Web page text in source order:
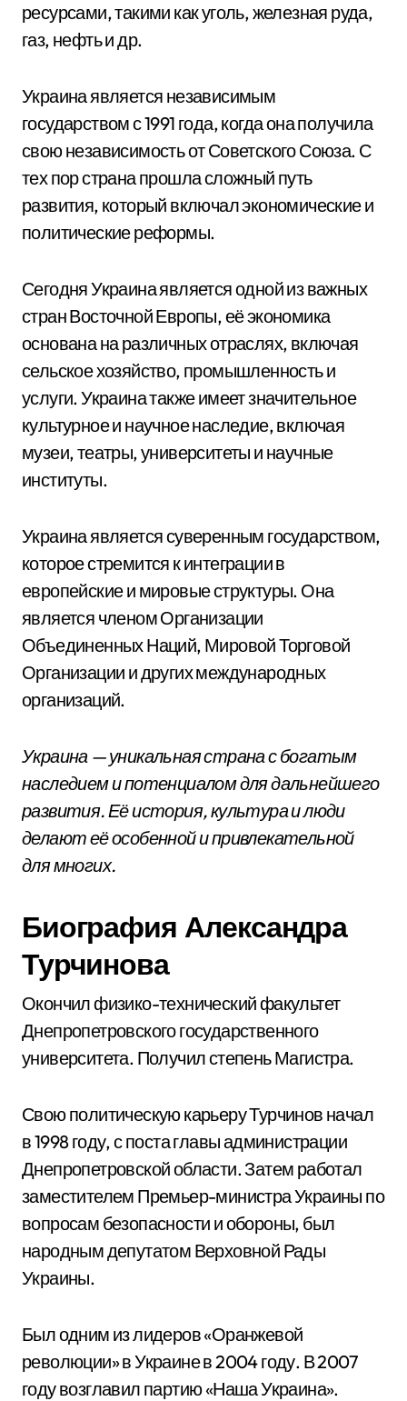
ресурсами, такими как уголь, железная руда,
газ, нефть и др.
Украина является независимым
государством с 1991 года, когда она получила
свою независимость от Советского Союза. С
тех пор страна прошла сложный путь
развития, который включал экономические и
политические реформы.
Сегодня Украина является одной из важных
стран Восточной Европы, её экономика
основана на различных отраслях, включая
сельское хозяйство, промышленность и
услуги. Украина также имеет значительное
культурное и научное наследие, включая
музеи, театры, университеты и научные
институты.
Украина является суверенным государством,
которое стремится к интеграции в
европейские и мировые структуры. Она
является членом Организации
Объединенных Наций, Мировой Торговой
Организации и других международных
организаций.
Украина — уникальная страна с богатым
наследием и потенциалом для дальнейшего
развития. Её история, культура и люди
делают её особенной и привлекательной
для многих.
Биография Александра
Турчинова
Окончил физико-технический факультет
Днепропетровского государственного
университета. Получил степень Магистра.
Свою политическую карьеру Турчинов начал
в 1998 году, с поста главы администрации
Днепропетровской области. Затем работал
заместителем Премьер-министра Украины по
вопросам безопасности и обороны, был
народным депутатом Верховной Рады
Украины.
Был одним из лидеров «Оранжевой
революции» в Украине в 2004 году. В 2007
году возглавил партию «Наша Украина».